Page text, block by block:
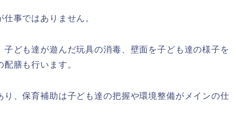
事ではありません。
ども達が遊んだ玩具の消毒、壁面を子ども達の様子を
膳も行います。
、保育補助は子ども達の把握や環境整備がメインの仕